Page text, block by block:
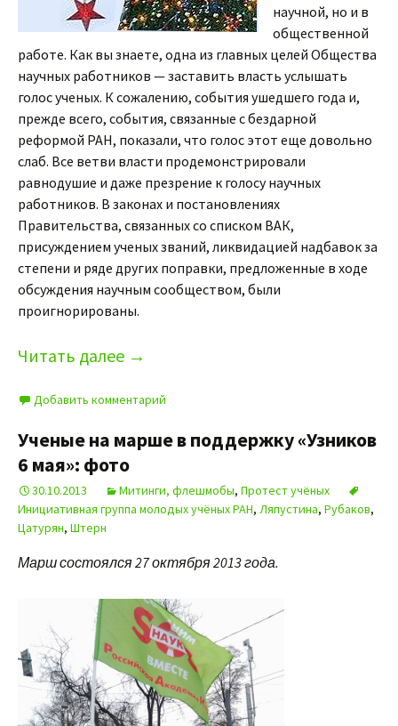
научной, но и в
общественной
работе. Как вы знаете, одна из главных целей Общества
научных работников — заставить власть услышать
голос ученых. К сожалению, события ушедшего года и,
прежде всего, события, связанные с бездарной
реформой РАН, показали, что голос этот еще довольно
слаб. Все ветви власти продемонстрировали
равнодушие и даже презрение к голосу научных
работников. В законах и постановлениях
Правительства, связанных со списком ВАК,
присуждением ученых званий, ликвидацией надбавок за
степени и ряде других поправки, предложенные в ходе
обсуждения научным сообществом, были
проигнорированы.
Читать далее →
Добавить комментарий
Ученые на марше в поддержку «Узников
6 мая»: фото
30.10.2013 Митинги, флешмобы, Протест учёных
Инициативная группа молодых учёных РАН, Ляпустина, Рубаков,
Цатурян, Штерн
Марш состоялся 27 октября 2013 года.